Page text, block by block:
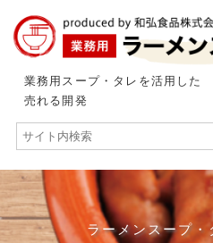
業務用スープ・タレを活用した
売れる開発
ラーメンスープ